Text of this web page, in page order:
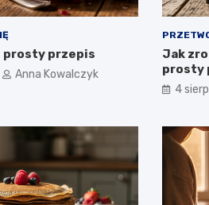
prosty przepis
Anna Kowalczyk
Jak
prosty
4